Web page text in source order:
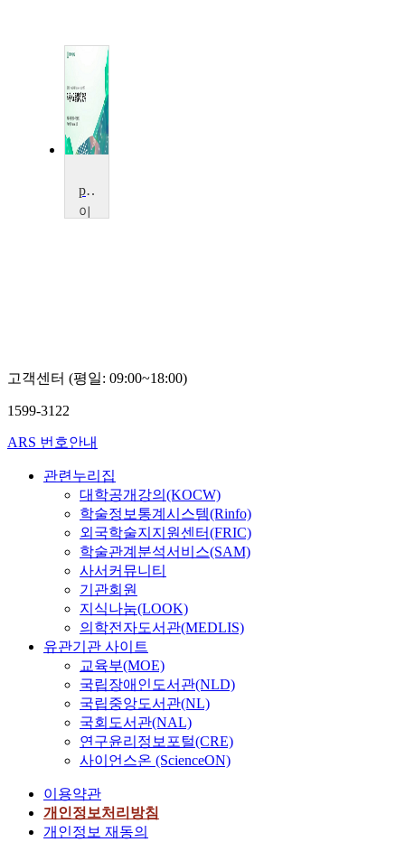
project21AND Workshop & Concert
이
(작
은
(플
룻),
조
윤
조
(소
프
라
노)
고객센터 (평일: 09:00~18:00)
1599-3122
ARS 번호안내
관련누리집
대학공개강의(KOCW)
학술정보통계시스템(Rinfo)
외국학술지지원센터(FRIC)
학술관계분석서비스(SAM)
사서커뮤니티
기관회원
지식나눔(LOOK)
의학전자도서관(MEDLIS)
유관기관 사이트
교육부(MOE)
국립장애인도서관(NLD)
국립중앙도서관(NL)
국회도서관(NAL)
연구윤리정보포털(CRE)
사이언스온 (ScienceON)
이용약관
개인정보처리방침
개인정보 재동의